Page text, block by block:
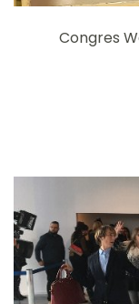
Congres